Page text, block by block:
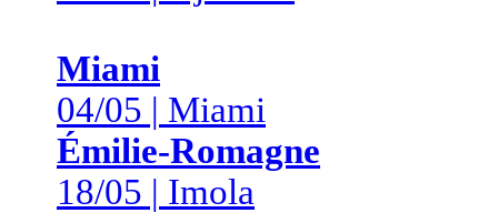
Miami
04/05 | Miami
Émilie-Romagne
18/05 | Imola